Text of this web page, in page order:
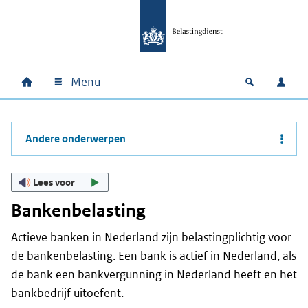
Hoofdnavigatie
Home Menu Open
Andere onderwerpen
Lees voor
Bankenbelasting
Actieve banken in Nederland zijn belastingplichtig voor
de bankenbelasting. Een bank is actief in Nederland, als
de bank een bankvergunning in Nederland heeft en het
bankbedrijf uitoefent.